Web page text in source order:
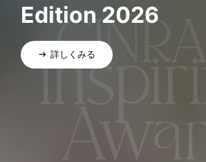
Edition 2026
詳しくみる